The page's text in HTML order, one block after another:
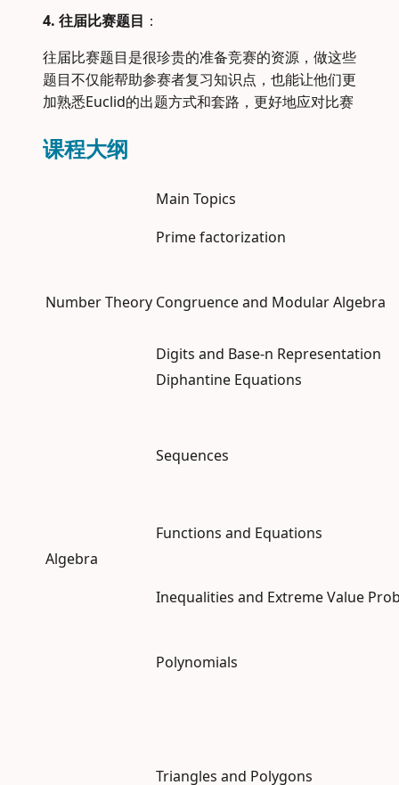
4. 往届比赛题目 ：
往届比赛题目是很珍贵的准备竞赛的资源，做这些
题目不仅能帮助参赛者复习知识点，也能让他们更
加熟悉Euclid的出题方式和套路，更好地应对比赛
课程大纲
Main Topics
Number Theory
Prime factorization
Congruence and Modular Algebra
Digits and Base-n Representation
Diphantine Equations
Algebra
Sequences
Functions and Equations
Inequalities and Extreme Value
Polynomials
Triangles and Polygons